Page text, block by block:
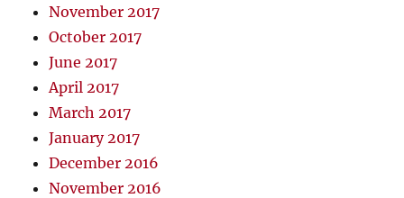
November 2017
October 2017
June 2017
April 2017
March 2017
January 2017
December 2016
November 2016